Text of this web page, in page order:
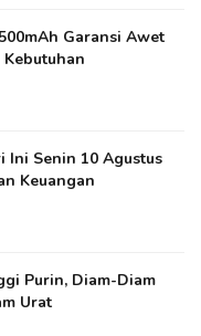
Garansi Awet
Kebutuhan
Ini Senin 10 Agustus
Keuangan
Purin, Diam-Diam
Urat